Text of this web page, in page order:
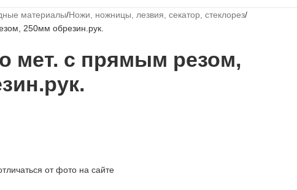
материалы Ножи, ножницы, лезвия, секатор, стеклорез
250мм обрезин.рук.
мет. с прямым резом,
от фото на сайте